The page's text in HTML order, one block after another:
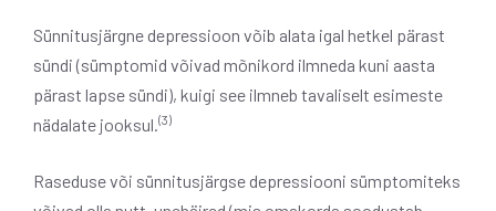
Sünnitusjärgne depressioon võib alata igal hetkel pärast
sündi (sümptomid võivad mõnikord ilmneda kuni aasta
pärast lapse sündi), kuigi see ilmneb tavaliselt esimeste
nädalate jooksul. (3)
Raseduse või sünnitusjärgse depressiooni sümptomiteks